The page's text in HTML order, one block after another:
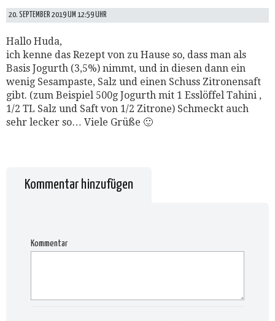
20. SEPTEMBER 2019 UM 12:59 UHR
Hallo Huda,
ich kenne das Rezept von zu Hause so, dass man als
Basis Jogurth (3,5%) nimmt, und in diesen dann ein
wenig Sesampaste, Salz und einen Schuss Zitronensaft
gibt. (zum Beispiel 500g Jogurth mit 1 Esslöffel Tahini ,
1/2 TL Salz und Saft von 1/2 Zitrone) Schmeckt auch
sehr lecker so… Viele Grüße 🙂
Kommentar hinzufügen
Kommentar